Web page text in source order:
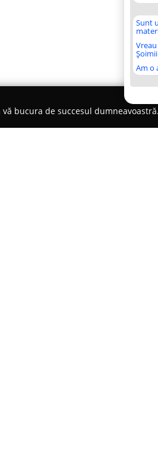
Sunt
Șoimii
Am o
bucura de succesul dumneavoastră.